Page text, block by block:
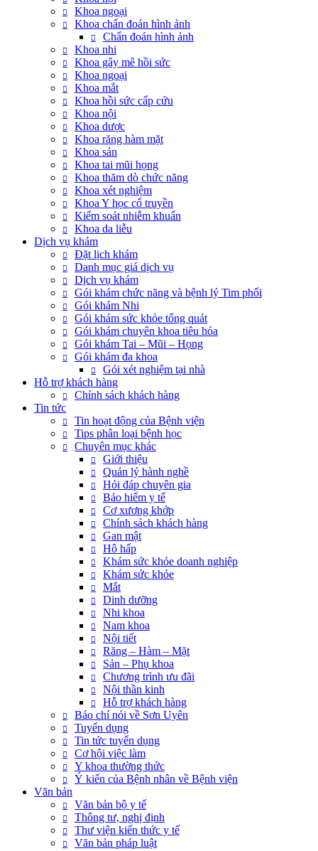
Khoa ngoại
Khoa chẩn đoán hình ảnh
Chẩn đoán hình ảnh
Khoa nhi
Khoa gây mê hồi sức
Khoa ngoại
Khoa mắt
Khoa hồi sức cấp cứu
Khoa nội
Khoa dược
Khoa răng hàm mặt
Khoa sản
Khoa tai mũi họng
Khoa thăm dò chức năng
Khoa xét nghiệm
Khoa Y học cổ truyền
Kiểm soát nhiễm khuẩn
Khoa da liễu
Dịch vụ khám
Đặt lịch khám
Danh mục giá dịch vụ
Dịch vụ khám
Gói khám chức năng và bệnh lý Tim phổi
Gói khám Nhi
Gói khám sức khỏe tổng quát
Gói khám chuyên khoa tiêu hóa
Gói khám Tai – Mũi – Họng
Gói khám đa khoa
Gói xét nghiệm tại nhà
Hỗ trợ khách hàng
Chính sách khách hàng
Tin tức
Tin hoạt động của Bệnh viện
Tips phân loại bệnh học
Chuyên mục khác
Giới thiệu
Quản lý hành nghề
Hỏi đáp chuyên gia
Bảo hiểm y tế
Cơ xương khớp
Chính sách khách hàng
Gan mật
Hô hấp
Khám sức khỏe doanh nghiệp
Khám sức khỏe
Mắt
Dinh dưỡng
Nhi khoa
Nam khoa
Nội tiết
Răng – Hàm – Mặt
Sản – Phụ khoa
Chương trình ưu đãi
Nội thần kinh
Hỗ trợ khách hàng
Báo chí nói về Sơn Uyên
Tuyển dụng
Tin tức tuyển dụng
Cơ hội việc làm
Y khoa thường thức
Ý kiến của Bệnh nhân về Bệnh viện
Văn bản
Văn bản bộ y tế
Thông tư, nghị định
Thư viện kiến thức y tế
Văn bản pháp luật